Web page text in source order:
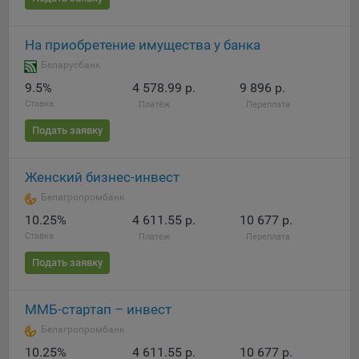
Яндекса рекламная сеть (Yandex Mobile Ads, ADFOX) -
Europe AG, Werftestrasse 4, CH-6005 Luzern, Switzerland.
Google Ads - сервис показа контекстной рекламы,
предоставляемый компанией Google Ireland Ltd, Gordon
House Barrow Street Dublin 4, D04E5W5 Ireland.
Сохранить по умолчанию
На приобретение имущества у банка
Беларусбанк
9.5%
Ставка
4 578.99 р.
Платёж
9 896 р.
Переплата
Подать заявку
Женский бизнес-инвест
Белагропромбанк
10.25%
Ставка
4 611.55 р.
Платёж
10 677 р.
Переплата
Подать заявку
ММБ-стартап – инвест
Белагропромбанк
10.25% 4 611.55 р. 10 677 р.